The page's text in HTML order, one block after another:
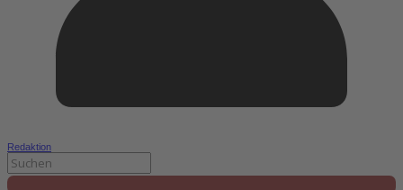
Redaktion